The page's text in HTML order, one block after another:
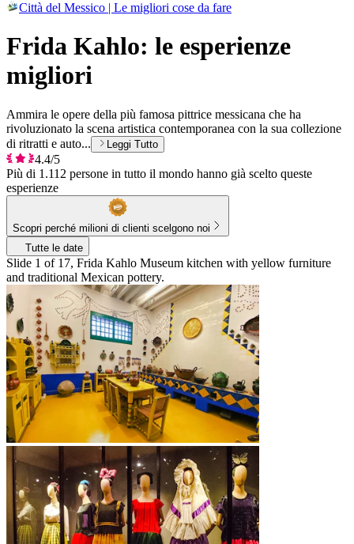
Città del Messico | Le migliori cose da fare
Frida Kahlo: le esperienze
migliori
Ammira le opere della più famosa pittrice messicana che ha
rivoluzionato la scena artistica contemporanea con la sua collezione
di ritratti e auto...
Leggi Tutto
4.4/5
Più di 1.112 persone in tutto il mondo hanno già scelto queste
esperienze
Scopri perché milioni di clienti scelgono noi
Tutte le date
Slide 1 of 17, Frida Kahlo Museum kitchen with yellow furniture
and traditional Mexican pottery.